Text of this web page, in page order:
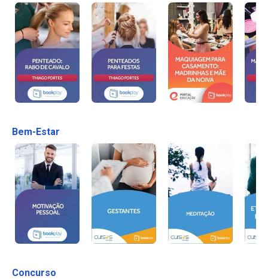
Bem-Estar
Concurso